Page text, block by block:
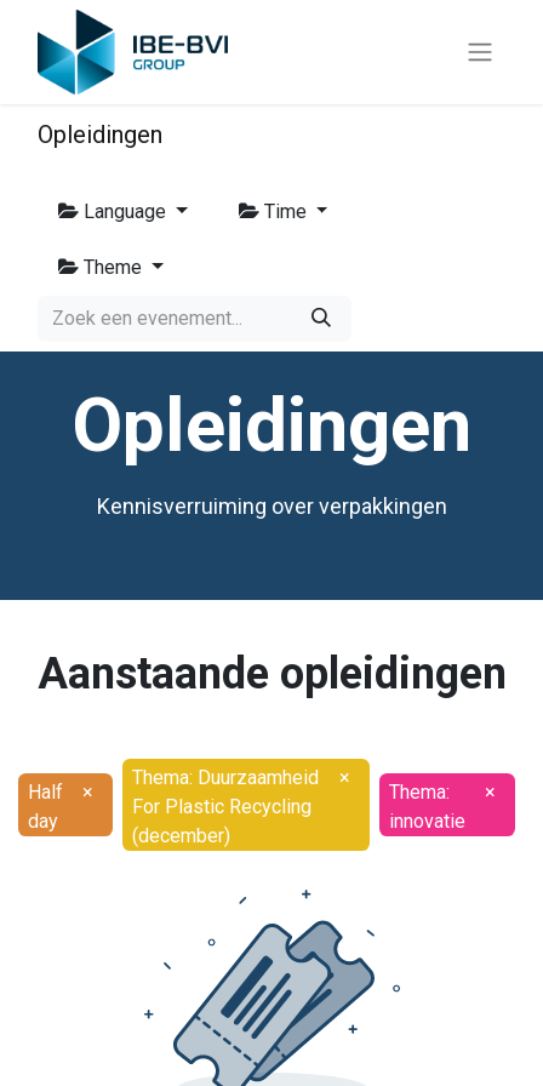
Opleidingen
Language Time
Theme
Opleidingen
Kennisverruiming over verpakkingen
Aanstaande opleidingen
Half
day
×
Thema: Duurzaamheid
For Plastic Recycling
(december)
×
Thema:
innovatie
×